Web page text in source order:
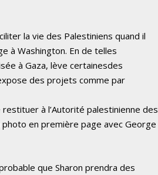
la vie des Palestiniens quand il
à Washington. En de telles
à Gaza, lève certainesdes
des projets comme par
à l’Autorité palestinienne des
en première page avec George
que Sharon prendra des